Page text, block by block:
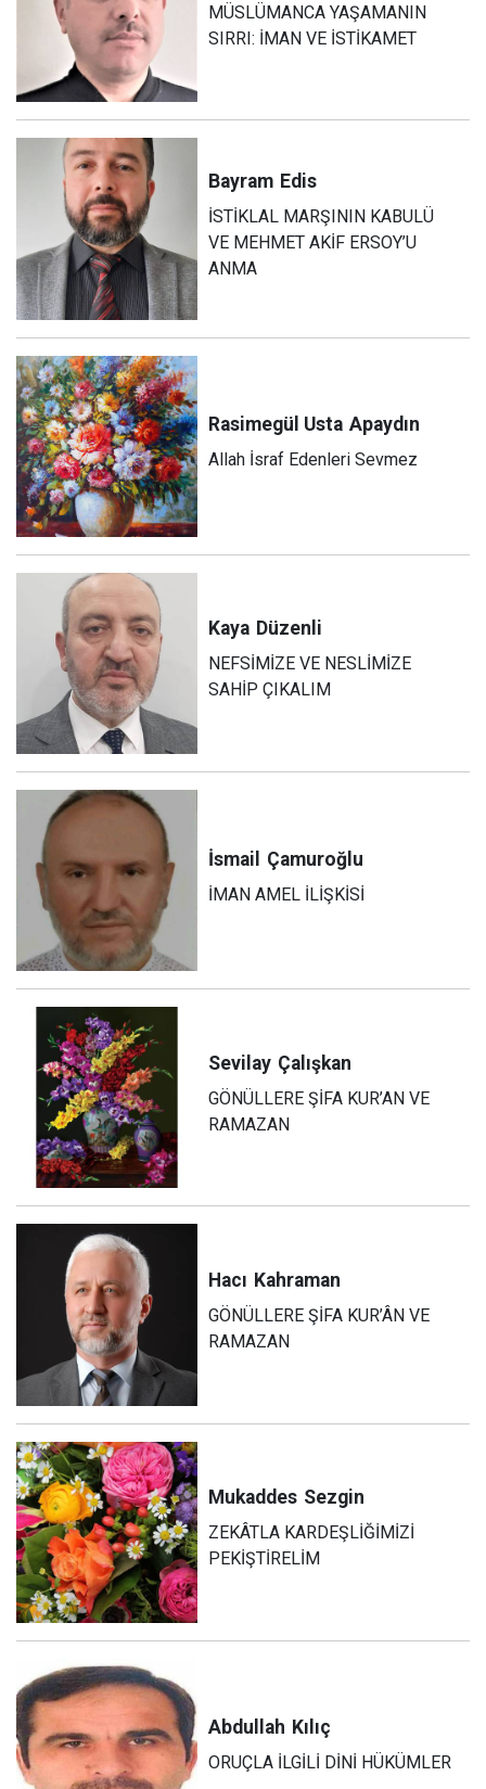
MÜSLÜMANCA YAŞAMANIN
SIRRI: İMAN VE İSTİKAMET
Bayram Edis
İSTİKLAL MARŞININ KABULÜ
VE MEHMET AKİF ERSOY’U
ANMA
Rasimegül Usta Apaydın
Allah İsraf Edenleri Sevmez
Kaya Düzenli
NEFSİMİZE VE NESLİMİZE
SAHİP ÇIKALIM
İsmail Çamuroğlu
İMAN AMEL İLİŞKİSİ
Sevilay Çalışkan
GÖNÜLLERE ŞİFA KUR’AN VE
RAMAZAN
Hacı Kahraman
GÖNÜLLERE ŞİFA KUR’ÂN VE
RAMAZAN
Mukaddes Sezgin
ZEKÂTLA KARDEŞLİĞİMİZİ
PEKİŞTİRELİM
Abdullah Kılıç
ORUÇLA İLGİLİ DİNİ HÜKÜMLER